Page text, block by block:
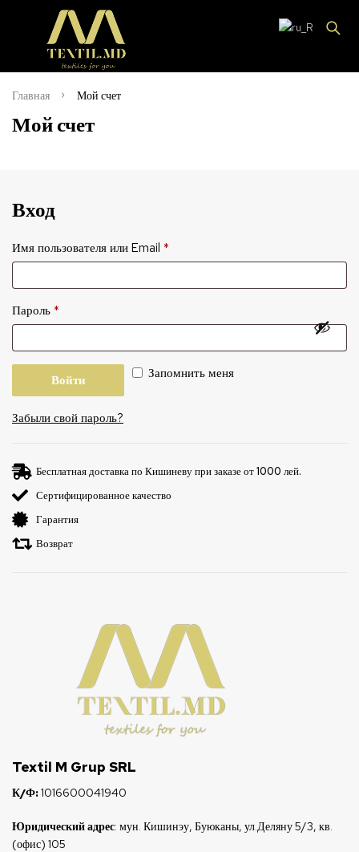
Мой счет
Главная Мой счет
Вход
Имя пользователя или Email *
Пароль *
Запомнить меня
Войти
Забыли свой пароль?
Бесплатная доставка по Кишиневу при заказе от 1000 лей.
Сертифицированное качество
Гарантия
Возврат
Textil M Grup SRL
К/Ф:1016600041940
Юридический адрес: мун. Кишинэу, Буюканы, ул.Деляну 5/3, кв.
(офис) 105